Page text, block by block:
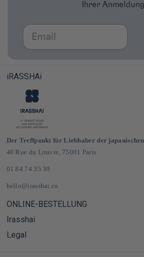
Ihrer
Email
iRASSHAi
Der Treffpunkt für Liebhaber der
40 Rue du Louvre, 75001 Paris
01 84 74 35 30
hello@irasshai.co
ONLINE-BESTELLUNG
Hilfezentrum & FAQ
Lieferung und Versandkosten in Frankreich und
Irasshai
Öffnungszeiten in der Rue du Louvre 40, Paris
Legal